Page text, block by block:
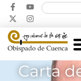
Carta